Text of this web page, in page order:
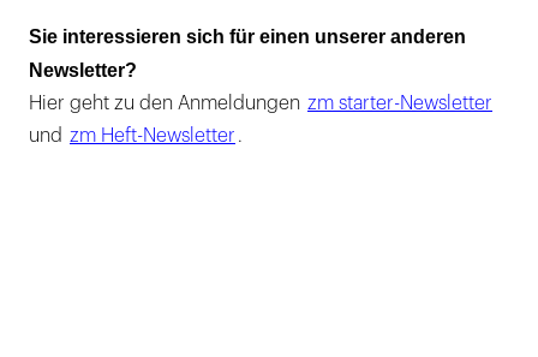
Sie interessieren sich für einen unserer anderen
Newsletter?
Hier geht zu den Anmeldungen zm starter-Newsletter
und zm Heft-Newsletter .